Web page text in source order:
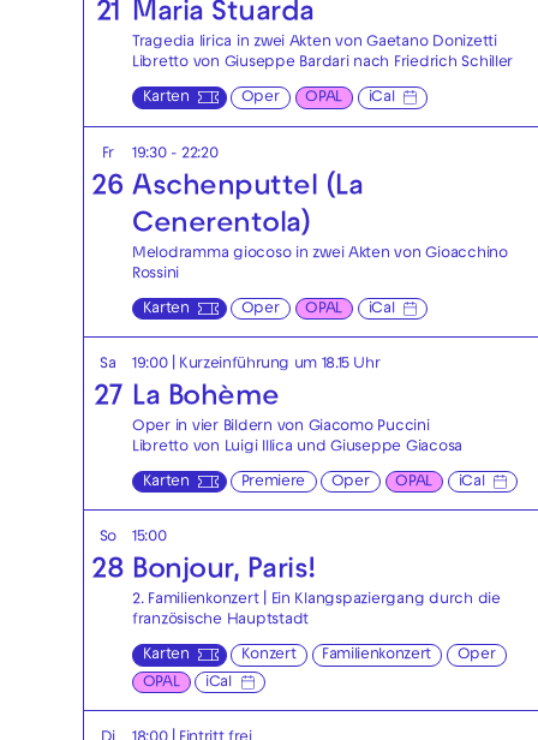
21 Maria Stuarda
Tragedia lirica in zwei Akten von Gaetano Donizetti
Libretto von Giuseppe Bardari nach Friedrich Schiller
Karten Oper OPAL iCal
Fr
26
19:30 - 22:20
Aschenputtel (La
Cenerentola)
Melodramma giocoso in zwei Akten von Gioacchino
Rossini
Karten Oper OPAL iCal
Sa
27
19:00 | Kurzeinführung um 18.15 Uhr
La Bohème
Oper in vier Bildern von Giacomo Puccini
Libretto von Luigi Illica und Giuseppe Giacosa
Karten Premiere Oper OPAL iCal
So
28
15:00
Bonjour, Paris!
2. Familienkonzert | Ein Klangspaziergang durch die
französische Hauptstadt
Karten Konzert Familienkonzert
Oper
OPAL
iCal